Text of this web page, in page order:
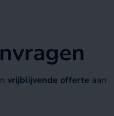
vrijblijvende offerte aan